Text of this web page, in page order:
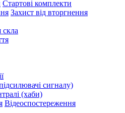
Стартові комплекти
Захист від вторгнення
скла
сигналу)
(хаби)
Відеоспостереження